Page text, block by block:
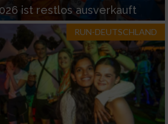
ist restlos ausverkauft
RUN-DEUTSCHLAND